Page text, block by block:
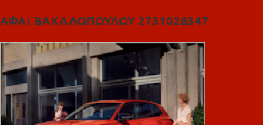
ΑΦΑΙ ΒΑΚΑΛΟΠΟΥΛΟΥ 2731026347